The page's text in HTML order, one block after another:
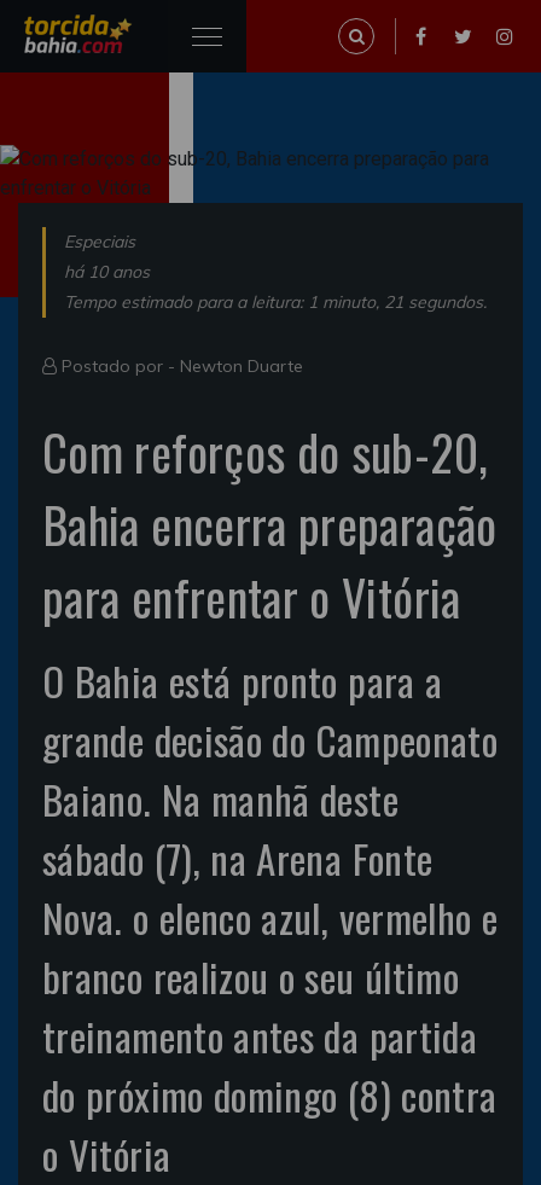
Especiais
há 10 anos
Tempo estimado para a leitura: 1 minuto, 21 segundos.
Postado por - Newton Duarte
Com reforços do sub-20,
Bahia encerra preparação
para enfrentar o Vitória
O Bahia está pronto para a
grande decisão do Campeonato
Baiano. Na manhã deste
sábado (7), na Arena Fonte
Nova. o elenco azul, vermelho e
branco realizou o seu último
treinamento antes da partida
do próximo domingo (8) contra
o Vitória